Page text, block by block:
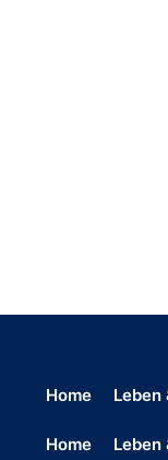
Home Leben
Home Leben